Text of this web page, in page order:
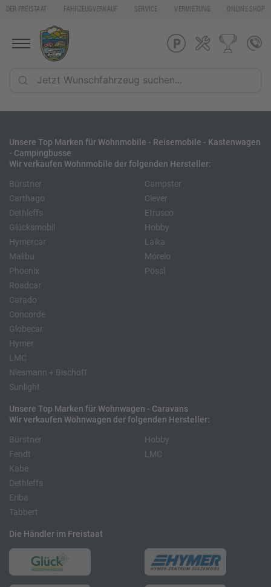
DER FREISTAAT FAHRZEUGVERKAUF SERVICE VERMIETUNG ONLINE SHOP
Unsere Top Marken für Wohnmobile - Reisemobile - Kastenwagen
- Campingbusse
Wir verkaufen Wohnmobile der folgenden Hersteller:
Bürstner
Carthago
Dethleffs
Glücksmobil
Hymercar
Malibu
Phoenix
Roadcar
Campster
Clever
Etrusco
Hobby
Laika
Morelo
Pössl
Carado
Concorde
Globecar
Hymer
LMC
Niesmann + Bischoff
Sunlight
Unsere Top Marken für Wohnwagen - Caravans
Wir verkaufen Wohnwagen der folgenden Hersteller:
Bürstner
Fendt
Kabe
Hobby
LMC
Dethleffs
Eriba
Tabbert
Die Händler im Freistaat